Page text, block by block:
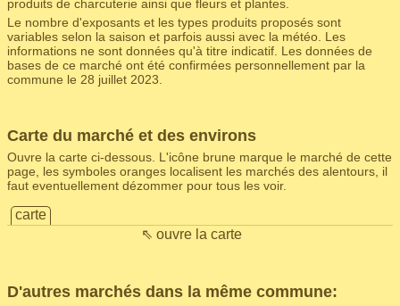
produits de charcuterie ainsi que fleurs et plantes.
Le nombre d'exposants et les types produits proposés sont
variables selon la saison et parfois aussi avec la météo. Les
informations ne sont données qu'à titre indicatif. Les données de
bases de ce marché ont été confirmées personnellement par la
commune le 28 juillet 2023.
Carte du marché et des environs
Ouvre la carte ci-dessous. L'icône brune marque le marché de cette
page, les symboles oranges localisent les marchés des alentours, il
faut eventuellement dézommer pour tous les voir.
carte
⇖ ouvre la carte
D'autres marchés dans la même commune: